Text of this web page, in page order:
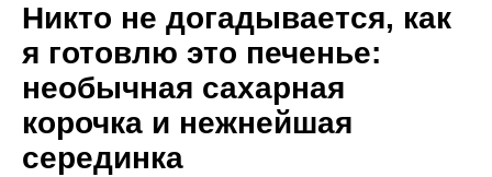
Никто не догадывается, как
я готовлю это печенье:
необычная сахарная
корочка и нежнейшая
серединка